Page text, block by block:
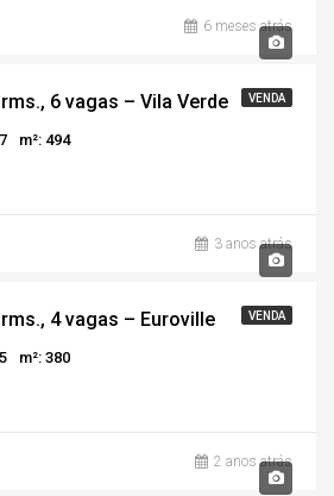
6 meses atrás
VENDA
6 vagas – Vila Verde
m²: 494
3 anos atrás
VENDA
4 vagas – Euroville
m²: 380
2 anos atrás